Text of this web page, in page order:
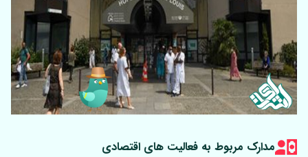
مدارک مربوط به فعالیت های اقتصادی